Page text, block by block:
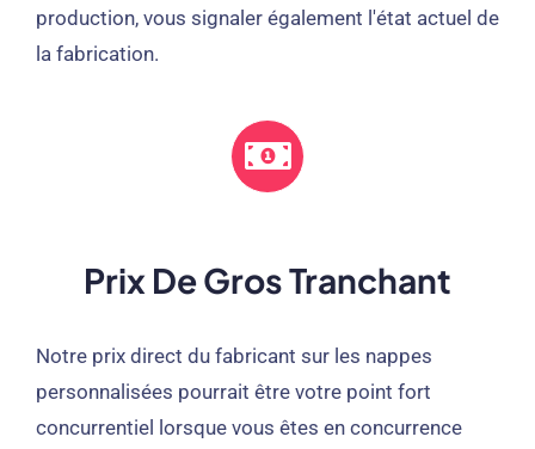
production, vous signaler également l'état actuel de
la fabrication.
Prix ​​de Gros Tranchant
Notre prix direct du fabricant sur les nappes
personnalisées pourrait être votre point fort
concurrentiel lorsque vous êtes en concurrence